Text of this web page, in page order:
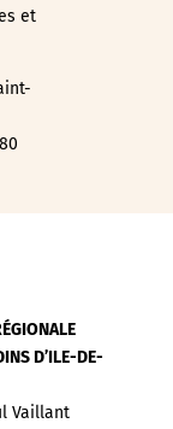
et
D’ILE-DE-
Vaillant